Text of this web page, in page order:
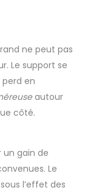
ne peut pas
Le support se
en
autour
côté.
un gain de
Le
l’effet des